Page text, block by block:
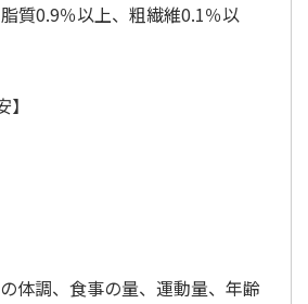
質0.9％以上、粗繊維0.1％以
体調、食事の量、運動量、年齢